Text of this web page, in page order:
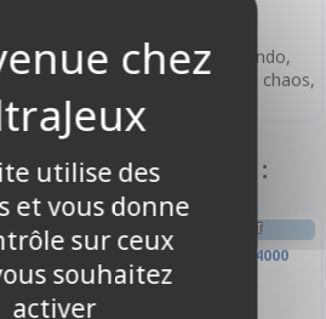
jungle, Donkey Kong, Nintendo,
cartes piégeuses, jeu familial, chaos,
Zygomatic
également :
DECK BOX ET RANGEMENT
Boîte De Rangement 4000
Cartes
utilise des
et vous donne
sur ceux
souhaitez
activer